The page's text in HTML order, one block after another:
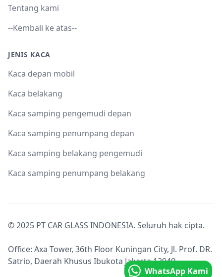
Tentang kami
--Kembali ke atas--
JENIS KACA
Kaca depan mobil
Kaca belakang
Kaca samping pengemudi depan
Kaca samping penumpang depan
Kaca samping belakang pengemudi
Kaca samping penumpang belakang
© 2025 PT CAR GLASS INDONESIA. Seluruh hak cipta.
Office: Axa Tower, 36th Floor Kuningan City, Jl. Prof. DR.
Satrio, Daerah Khusus Ibukota Jakarta 12940.
WhatsApp Kami